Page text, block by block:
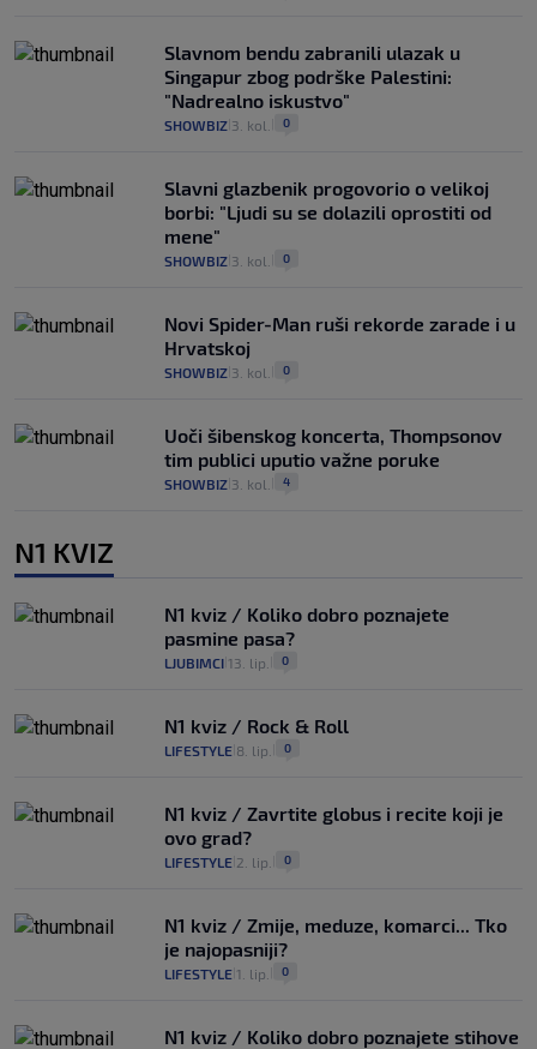
Slavnom bendu zabranili ulazak u
Singapur zbog podrške Palestini:
"Nadrealno iskustvo"
SHOWBIZ 3. kol. 0
Slavni glazbenik progovorio o velikoj
borbi: "Ljudi su se dolazili oprostiti od
mene"
SHOWBIZ 3. kol. 0
Novi Spider-Man ruši rekorde zarade i u
Hrvatskoj
SHOWBIZ 3. kol. 0
Uoči šibenskog koncerta, Thompsonov
tim publici uputio važne poruke
SHOWBIZ 3. kol. 4
N1 KVIZ
N1 kviz / Koliko dobro poznajete
pasmine pasa?
LJUBIMCI 13. lip. 0
N1 kviz / Rock & Roll
LIFESTYLE 8. lip. 0
N1 kviz / Zavrtite globus i recite koji je
ovo grad?
LIFESTYLE 2. lip. 0
N1 kviz / Zmije, meduze, komarci... Tko
je najopasniji?
LIFESTYLE 1. lip. 0
N1 kviz / Koliko dobro poznajete stihove